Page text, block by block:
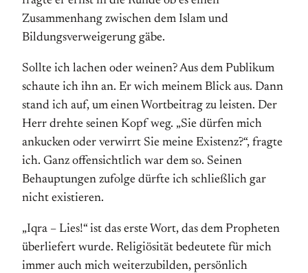
Zusammenhang zwischen dem Islam und
Bildungsverweigerung gäbe.
Sollte ich lachen oder weinen? Aus dem Publikum
schaute ich ihn an. Er wich mei­nem Blick aus. Dann
stand ich auf, um einen Wortbeitrag zu leisten. Der
Herr drehte seinen Kopf weg. „Sie dürfen mich
ankucken oder verwirrt Sie meine Exis­tenz?“, fragte
ich. Ganz offensichtlich war dem so. Seinen
Behauptungen zufolge dürfte ich schließlich gar
nicht existieren.
„Iqra – Lies!“ ist das erste Wort, das dem Propheten
überliefert wurde. Religiösität bedeutete für mich
immer auch mich weiterzubilden, persönlich